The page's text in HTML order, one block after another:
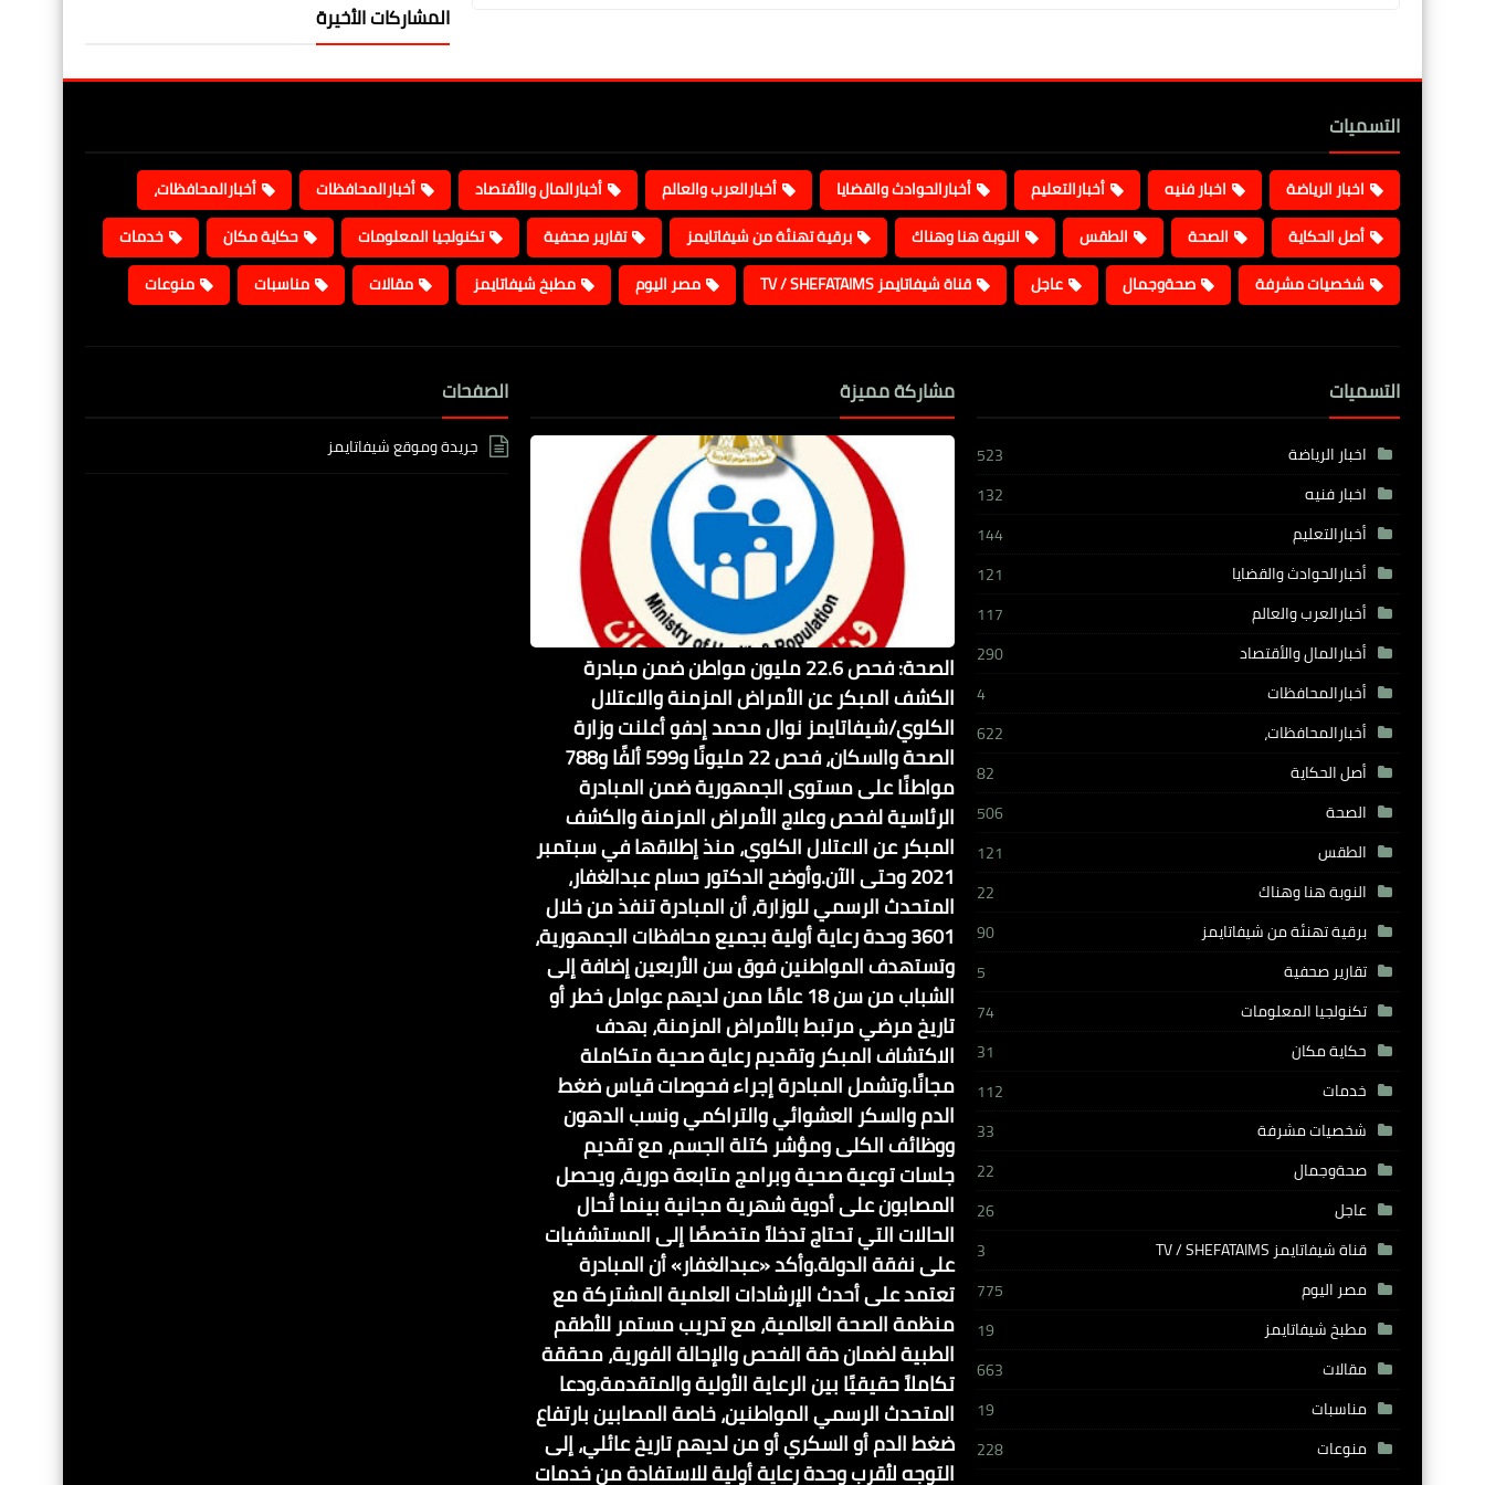
المشاركات الأخيرة
التسميات
اخبار الرياضة اخبار فنيه أخبارالتعليم أخبارالحوادث والقضايا أخبارالعرب والعالم أخبارالمال والأقتصاد أخبارالمحافظات
أخبارالمحافظات،
أصل الحكاية
الصحة الطقس النوبة هنا وهناك برقية تهنئة من شيفاتايمز تقارير صحفية تكنولجيا المعلومات حكاية مكان
خدمات
شخصيات مشرفة
صحةوجمال عاجل قناة شيفاتايمز TV / SHEFATAIMS مصر اليوم مطبخ شيفاتايمز مقالات مناسبات منوعات
التسميات
اخبار الرياضة
523
اخبار فنيه
132
أخبارالتعليم
144
أخبارالحوادث والقضايا
121
أخبارالعرب والعالم
117
أخبارالمال والأقتصاد
290
أخبارالمحافظات
4
أخبارالمحافظات،
622
أصل الحكاية
82
الصحة
506
الطقس
121
النوبة هنا وهناك
22
برقية تهنئة من شيفاتايمز
90
تقارير صحفية
5
تكنولجيا المعلومات
74
حكاية مكان
31
خدمات
112
شخصيات مشرفة
33
صحةوجمال
22
عاجل
26
قناة شيفاتايمز TV / SHEFATAIMS
3
مصر اليوم
775
مطبخ شيفاتايمز
19
مقالات
663
مناسبات
19
منوعات
228
مشاركة مميزة
الصحة: فحص 22.6 مليون مواطن ضمن مبادرة
الكشف المبكر عن الأمراض المزمنة والاعتلال
الكلوي/شيفاتايمز نوال محمد إدفو أعلنت وزارة
الصحة والسكان، فحص 22 مليونًا و599 ألفًا و788
مواطنًا على مستوى الجمهورية ضمن المبادرة
الرئاسية لفحص وعلاج الأمراض المزمنة والكشف
المبكر عن الاعتلال الكلوي، منذ إطلاقها في سبتمبر
2021 وحتى الآن.وأوضح الدكتور حسام عبدالغفار،
المتحدث الرسمي للوزارة، أن المبادرة تنفذ من خلال
3601 وحدة رعاية أولية بجميع محافظات الجمهورية،
وتستهدف المواطنين فوق سن الأربعين إضافة إلى
الشباب من سن 18 عامًا ممن لديهم عوامل خطر أو
تاريخ مرضي مرتبط بالأمراض المزمنة، بهدف
الاكتشاف المبكر وتقديم رعاية صحية متكاملة
مجانًا.وتشمل المبادرة إجراء فحوصات قياس ضغط
الدم والسكر العشوائي والتراكمي ونسب الدهون
ووظائف الكلى ومؤشر كتلة الجسم، مع تقديم
جلسات توعية صحية وبرامج متابعة دورية، ويحصل
المصابون على أدوية شهرية مجانية بينما تُحال
الحالات التي تحتاج تدخلاً متخصصًا إلى المستشفيات
على نفقة الدولة.وأكد «عبدالغفار» أن المبادرة
تعتمد على أحدث الإرشادات العلمية المشتركة مع
منظمة الصحة العالمية، مع تدريب مستمر للأطقم
الطبية لضمان دقة الفحص والإحالة الفورية، محققة
تكاملاً حقيقيًا بين الرعاية الأولية والمتقدمة.ودعا
المتحدث الرسمي المواطنين، خاصة المصابين بارتفاع
ضغط الدم أو السكري أو من لديهم تاريخ عائلي، إلى
التوجه لأقرب وحدة رعاية أولية للاستفادة من خدمات
الصفحات
جريدة وموقع شيفاتايمز